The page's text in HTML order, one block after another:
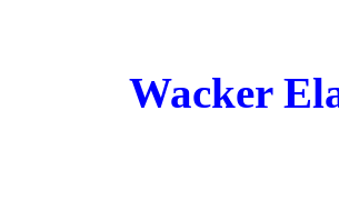
Wacker